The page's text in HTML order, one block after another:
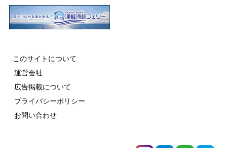
このサイトについて
運営会社
広告掲載について
プライバシーポリシー
お問い合わせ